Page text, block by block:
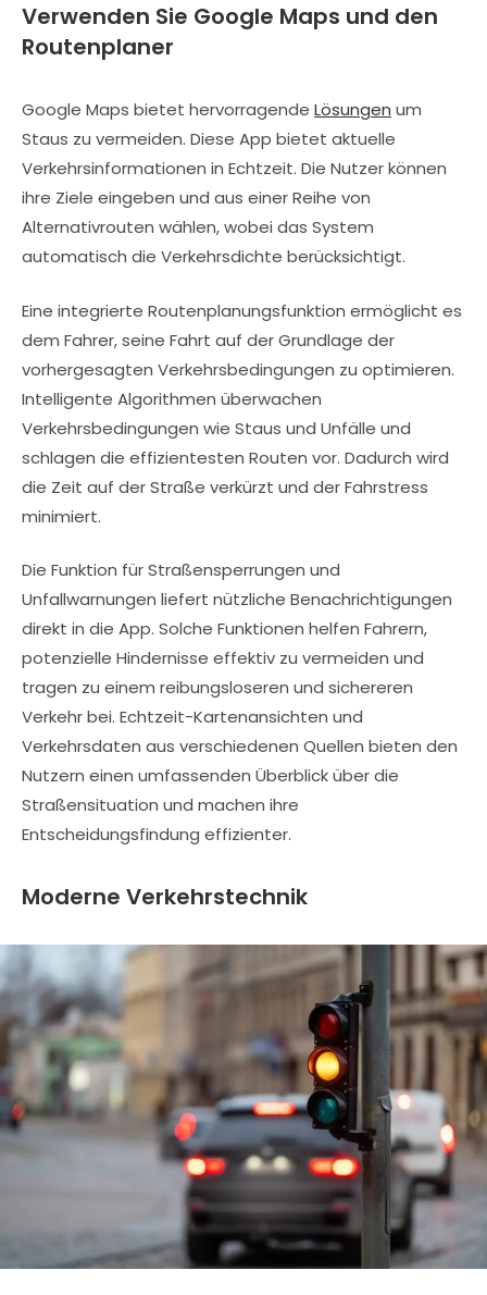
Verwenden Sie Google Maps und den
Routenplaner
Google Maps bietet hervorragende Lösungen um
Staus zu vermeiden. Diese App bietet aktuelle
Verkehrsinformationen in Echtzeit. Die Nutzer können
ihre Ziele eingeben und aus einer Reihe von
Alternativrouten wählen, wobei das System
automatisch die Verkehrsdichte berücksichtigt.
Eine integrierte Routenplanungsfunktion ermöglicht es
dem Fahrer, seine Fahrt auf der Grundlage der
vorhergesagten Verkehrsbedingungen zu optimieren.
Intelligente Algorithmen überwachen
Verkehrsbedingungen wie Staus und Unfälle und
schlagen die effizientesten Routen vor. Dadurch wird
die Zeit auf der Straße verkürzt und der Fahrstress
minimiert.
Die Funktion für Straßensperrungen und
Unfallwarnungen liefert nützliche Benachrichtigungen
direkt in die App. Solche Funktionen helfen Fahrern,
potenzielle Hindernisse effektiv zu vermeiden und
tragen zu einem reibungsloseren und sichereren
Verkehr bei. Echtzeit-Kartenansichten und
Verkehrsdaten aus verschiedenen Quellen bieten den
Nutzern einen umfassenden Überblick über die
Straßensituation und machen ihre
Entscheidungsfindung effizienter.
Moderne Verkehrstechnik